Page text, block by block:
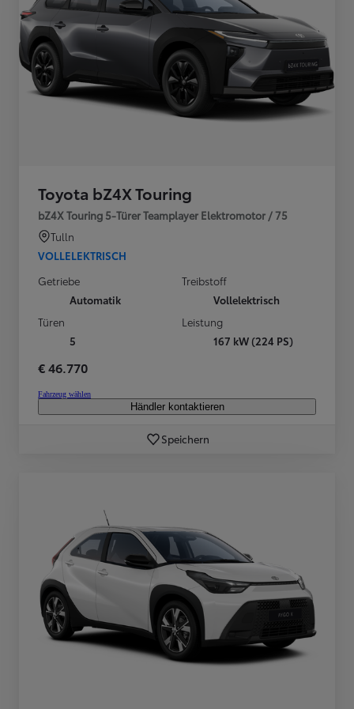
Toyota bZ4X Touring
bZ4X Touring 5-Türer Teamplayer Elektromotor / 75
Tulln
VOLLELEKTRISCH
Getriebe
Automatik
Treibstoff
Vollelektrisch
Türen
5
Leistung
167 kW (224 PS)
€ 46.770
Fahrzeug wählen
Händler kontaktieren
Speichern